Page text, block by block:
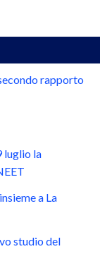
rapporto
luglio la
a La
studio del